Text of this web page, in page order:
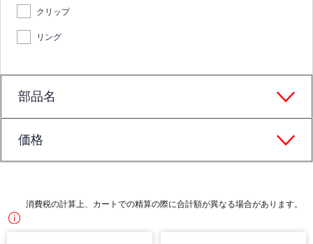
クリップ
リング
部品名
価格
消費税の計算上、カートでの精算の際に合計額が異なる場合があります。